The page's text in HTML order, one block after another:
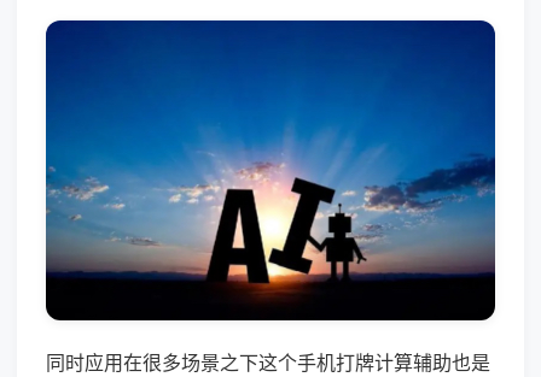
同时应用在很多场景之下这个手机打牌计算辅助也是